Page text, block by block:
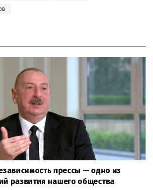
прессы — одно из
развития нашего общества